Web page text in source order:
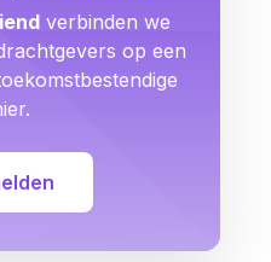
verbinden we
op een